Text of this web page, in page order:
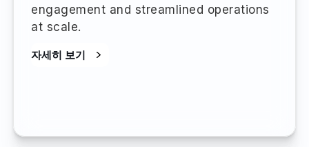
engagement and streamlined operations
at scale.
자세히 보기